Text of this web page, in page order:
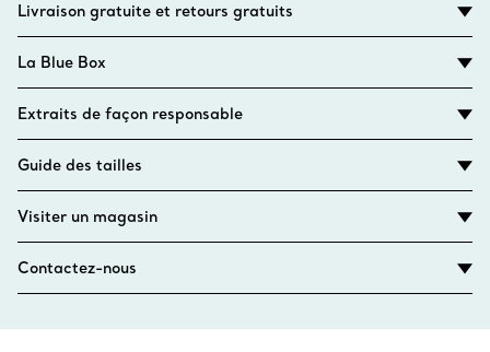
Livraison gratuite et retours gratuits
La Blue Box
Extraits de façon responsable
Guide des tailles
Visiter un magasin
Contactez-nous